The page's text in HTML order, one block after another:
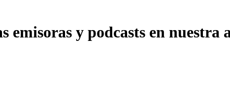
y podcasts en nuestra